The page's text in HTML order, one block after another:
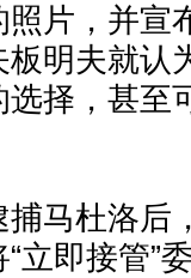
片，并宣
明夫就认
择，甚至
马杜洛后
立即接管”